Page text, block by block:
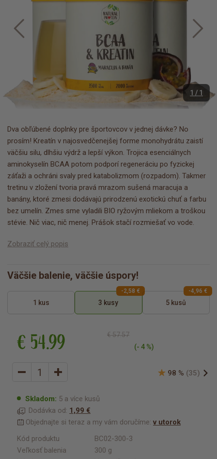
1 / 1
Dva obľúbené doplnky pre športovcov v jednej dávke? No
prosím! Kreatín v najosvedčenejšej forme monohydrátu zaistí
väčšiu silu, dlhšiu výdrž a lepší výkon. Trojica esenciálnych
aminokyselín BCAA potom podporí regeneráciu po fyzickej
záťaži a ochráni svaly pred katabolizmom (rozpadom). Takmer
tretinu v zložení tvoria pravá mrazom sušená maracuja a
banány, ktoré zmesi dodávajú prirodzenú exotickú chuť a farbu
bez umelín. Zmes sme vyladili BIO ryžovým mliekom a troškou
stévie. Nič viac, nič menej. Prášok stačí rozmiešať vo vode.
Zobraziť celý popis
Väčšie balenie, väčšie úspory!
1 kus 3 kusy
-2,58 €
5 kusů
-4,96 €
98 % (35)
(- 4 %)
€ 57.57
€ 54.99
Skladom: 5 a více kusů
Dodávka od: 1,99 €
Objednajte si teraz a my vám doručíme: v utorok
Kód produktu
BC02-300-3
Veľkosť balenia
300 g